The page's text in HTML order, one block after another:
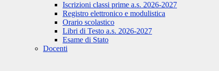
Iscrizioni classi prime a.s. 2026-2027
Registro elettronico e modulistica
Orario scolastico
Libri di Testo a.s. 2026-2027
Esame di Stato
Docenti